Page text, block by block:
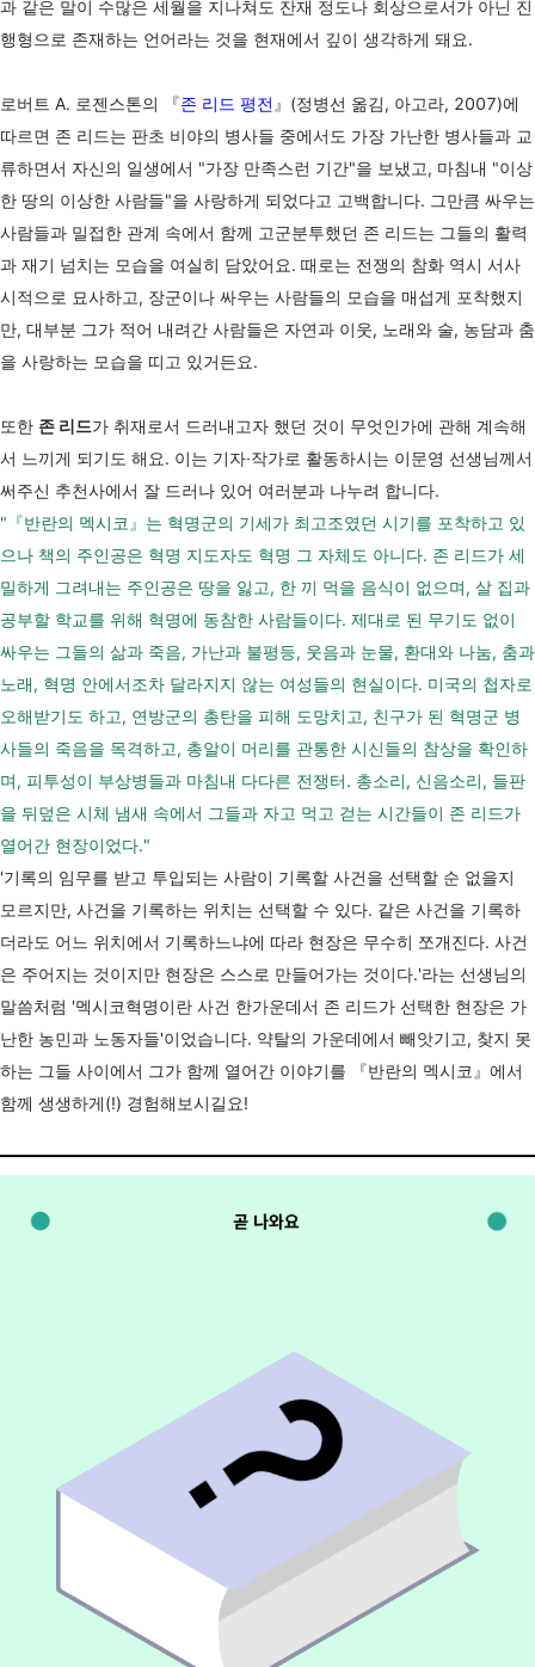
과 같은 말이 수많은 세월을 지나쳐도 잔재 정도나 회상으로서가 아닌 진
행형으로 존재하는 언어라는 것을 현재에서 깊이 생각하게 돼요.
로버트 A. 로젠스톤의 『존 리드 평전 』(정병선 옮김, 아고라, 2007)에
따르면 존 리드는 판초 비야의 병사들 중에서도 가장 가난한 병사들과 교
류하면서 자신의 일생에서 "가장 만족스런 기간"을 보냈고, 마침내 "이상
한 땅의 이상한 사람들"을 사랑하게 되었다고 고백합니다. 그만큼 싸우는
사람들과 밀접한 관계 속에서 함께 고군분투했던 존 리드는 그들의 활력
과 재기 넘치는 모습을 여실히 담았어요. 때로는 전쟁의 참화 역시 서사
시적으로 묘사하고, 장군이나 싸우는 사람들의 모습을 매섭게 포착했지
만, 대부분 그가 적어 내려간 사람들은 자연과 이웃, 노래와 술, 농담과 춤
을 사랑하는 모습을 띠고 있거든요.
또한 존 리드가 취재로서 드러내고자 했던 것이 무엇인가에 관해 계속해
서 느끼게 되기도 해요. 이는 기자·작가로 활동하시는 이문영 선생님께서
써주신 추천사에서 잘 드러나 있어 여러분과 나누려 합니다.
"『반란의 멕시코』는 혁명군의 기세가 최고조였던 시기를 포착하고 있
으나 책의 주인공은 혁명 지도자도 혁명 그 자체도 아니다. 존 리드가 세
밀하게 그려내는 주인공은 땅을 잃고, 한 끼 먹을 음식이 없으며, 살 집과
공부할 학교를 위해 혁명에 동참한 사람들이다. 제대로 된 무기도 없이
싸우는 그들의 삶과 죽음, 가난과 불평등, 웃음과 눈물, 환대와 나눔, 춤과
노래, 혁명 안에서조차 달라지지 않는 여성들의 현실이다. 미국의 첩자로
오해받기도 하고, 연방군의 총탄을 피해 도망치고, 친구가 된 혁명군 병
사들의 죽음을 목격하고, 총알이 머리를 관통한 시신들의 참상을 확인하
며, 피투성이 부상병들과 마침내 다다른 전쟁터. 총소리, 신음소리, 들판
을 뒤덮은 시체 냄새 속에서 그들과 자고 먹고 걷는 시간들이 존 리드가
열어간 현장이었다."
'기록의 임무를 받고 투입되는 사람이 기록할 사건을 선택할 순 없을지
모르지만, 사건을 기록하는 위치는 선택할 수 있다. 같은 사건을 기록하
더라도 어느 위치에서 기록하느냐에 따라 현장은 무수히 쪼개진다. 사건
은 주어지는 것이지만 현장은 스스로 만들어가는 것이다.'라는 선생님의
말씀처럼 '멕시코혁명이란 사건 한가운데서 존 리드가 선택한 현장은 가
난한 농민과 노동자들'이었습니다. 약탈의 가운데에서 빼앗기고, 찾지 못
하는 그들 사이에서 그가 함께 열어간 이야기를 『반란의 멕시코』에서
함께 생생하게(!) 경험해보시길요!